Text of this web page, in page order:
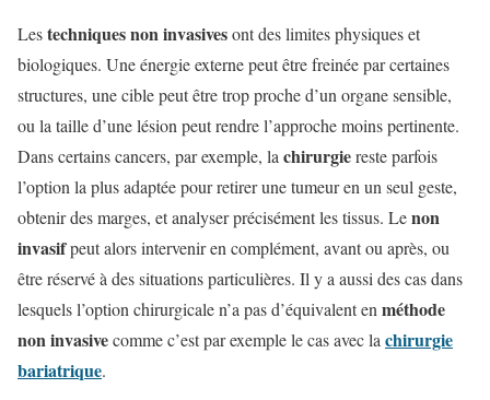
Lestechniques non invasivesont des limites physiques et
biologiques. Une énergie externe peut être freinée par certaines
structures, une cible peut être trop proche d’un organe sensible,
ou la taille d’une lésion peut rendre l’approche moins pertinente.
Dans certains cancers, par exemple, la chirurgiereste parfois
l’option la plus adaptée pour retirer une tumeur en un seul geste,
obtenir des marges, et analyser précisément les tissus. Lenon
invasifpeut alors intervenir en complément, avant ou après, ou
être réservé à des situations particulières. Il y a aussi des cas dans
lesquels l’option chirurgicale n’a pas d’équivalent en méthode
non invasivecomme c’est par exemple le cas avec la chirurgie
bariatrique.